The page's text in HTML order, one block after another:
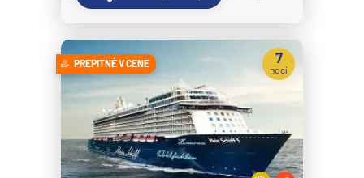
PREPITNÉ V CENE 7
nocí